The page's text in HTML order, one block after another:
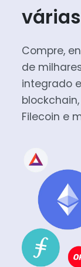
Compre,
de
integrado
Filecoin e